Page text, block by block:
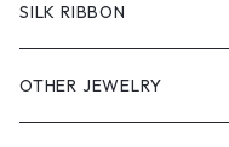
SILK RIBBON
OTHER JEWELRY